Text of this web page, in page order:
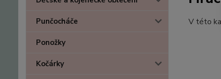
Punčocháče
Ponožky
Kočárky
V této